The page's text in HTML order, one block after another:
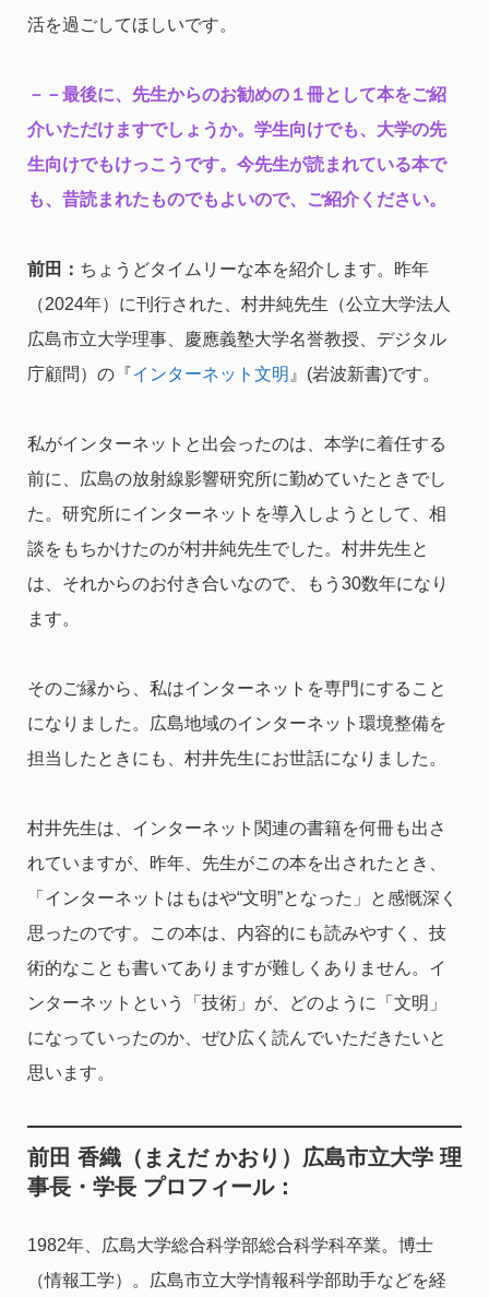
活を過ごしてほしいです。
－－最後に、先生からのお勧めの１冊として本をご紹
介いただけますでしょうか。学生向けでも、大学の先
生向けでもけっこうです。今先生が読まれている本で
も、昔読まれたものでもよいので、ご紹介ください。
前田： ちょうどタイムリーな本を紹介します。昨年
（2024年）に刊行された、村井純先生（公立大学法人
広島市立大学理事、慶應義塾大学名誉教授、デジタル
庁顧問）の『インターネット文明 』(岩波新書)です。
私がインターネットと出会ったのは、本学に着任する
前に、広島の放射線影響研究所に勤めていたときでし
た。研究所にインターネットを導入しようとして、相
談をもちかけたのが村井純先生でした。村井先生と
は、それからのお付き合いなので、もう30数年になり
ます。
そのご縁から、私はインターネットを専門にすること
になりました。広島地域のインターネット環境整備を
担当したときにも、村井先生にお世話になりました。
村井先生は、インターネット関連の書籍を何冊も出さ
れていますが、昨年、先生がこの本を出されたとき、
「インターネットはもはや“文明”となった」と感慨深く
思ったのです。この本は、内容的にも読みやすく、技
術的なことも書いてありますが難しくありません。イ
ンターネットという「技術」が、どのように「文明」
になっていったのか、ぜひ広く読んでいただきたいと
思います。
前田 香織（まえだ かおり）広島市立大学 理
事長・学長プロフィール：
1982年、広島大学総合科学部総合科学科卒業。博士
（情報工学）。広島市立大学情報科学部助手などを経